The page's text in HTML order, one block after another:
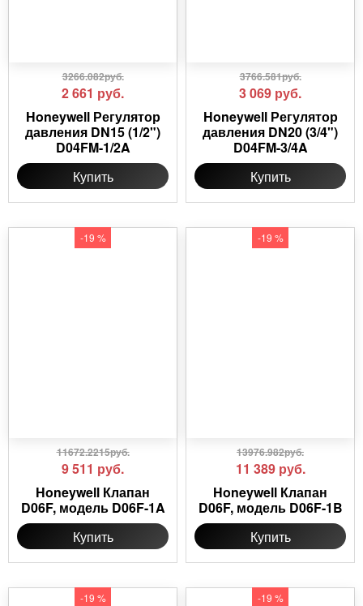
3266.082руб.
2 661 руб.
Honeywell Регулятор
давления DN15 (1/2")
D04FM-1/2A
Купить
3766.581руб.
3 069 руб.
Honeywell Регулятор
давления DN20 (3/4")
D04FM-3/4A
Купить
-19 %
11672.2215руб.
9 511 руб.
Honeywell Клапан
D06F, модель D06F-1A
Купить
-19 %
13976.982руб.
11 389 руб.
Honeywell Клапан
D06F, модель D06F-1B
Купить
-19 % -19 %